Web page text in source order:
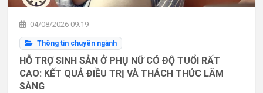
04/08/2026 09:19
Thông tin chuyên ngành
HỖ TRỢ SINH SẢN Ở PHỤ NỮ CÓ ĐỘ TUỔI RẤT
CAO: KẾT QUẢ ĐIỀU TRỊ VÀ THÁCH THỨC LÂM
SÀNG